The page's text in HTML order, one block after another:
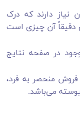
نیاز دارند که درک
دقیقاً آن چیزی است
در صفحه نتایج
فروش منحصر به فرد،
می‌باشد.